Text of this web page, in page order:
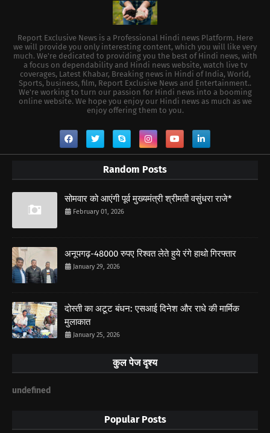
Report Exclusive News is a Professional Hindi news Platform. Here
we will provide you only interesting content, which you will like very
much. We're dedicated to providing you the best of Hindi news, with
a focus on dependability and Hindi news website, watch live tv
coverages, Latest Khabar, Breaking news in Hindi of India, World,
Sports, business, film, Report Exclusive News and Entertainment..
We're working to turn our passion for Hindi news into a booming
online website. We hope you enjoy our Hindi news as much as we
enjoy offering them to you.
Random Posts
सोमवार को आएंगी पूर्व मुख्यमंत्री श्रीमती वसुंधरा राजे*
February 01, 2026
अनूपगढ़-48000 रुपए रिश्वत लेते हुये रंगे हाथो गिरफ्तार
January 29, 2026
दोस्ती का अटूट बंधन: एसआई दिनेश और राधे की मार्मिक
मुलाकात
January 25, 2026
कुल पेज दृश्य
undefned
Popular Posts